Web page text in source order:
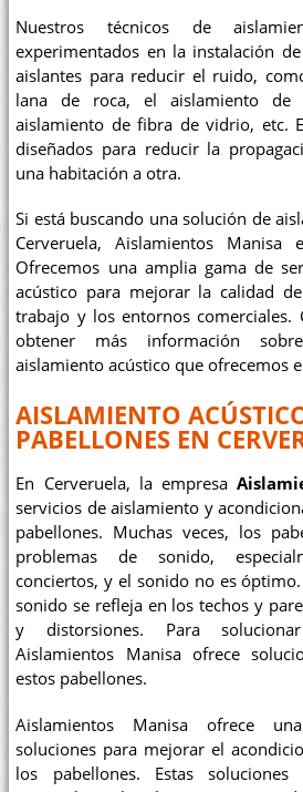
Nuestros técnicos de
experimentados en la instalación
aislantes para reducir el ruido,
lana de roca, el aislamiento de
aislamiento de fibra de vidrio, etc.
diseñados para reducir la
una habitación a otra.
Si está buscando una solución de
Cerveruela, Aislamientos
Ofrecemos una amplia gama de
acústico para mejorar la calidad
trabajo y los entornos comerciales.
obtener más información
aislamiento acústico que ofrecemos
AISLAMIENTO
PABELLONES EN
En Cerveruela, la empresa
servicios de aislamiento y
pabellones. Muchas veces, los
problemas de sonido,
conciertos, y el sonido no es óptimo.
sonido se refleja en los techos y
y distorsiones. Para
Aislamientos Manisa ofrece
estos pabellones.
Aislamientos Manisa ofrece
soluciones para mejorar el
los pabellones. Estas